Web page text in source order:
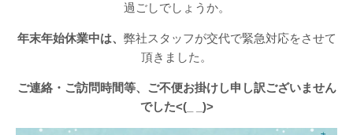
過ごしでしょうか。
年末年始休業中は、 弊社スタッフが交代で緊急対応をさせて
頂きました。
ご連絡・ご訪問時間等、ご不便お掛けし申し訳ございません
でした<(_ _)>